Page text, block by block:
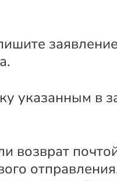
указанным в
возврат